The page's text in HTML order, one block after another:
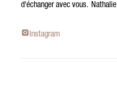
d'échanger avec vous. Nathalie
Instagram